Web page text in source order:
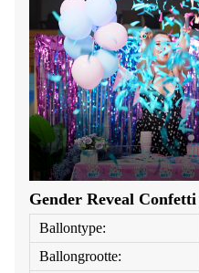
Gender Reveal
Ballontype:
Ballongrootte: